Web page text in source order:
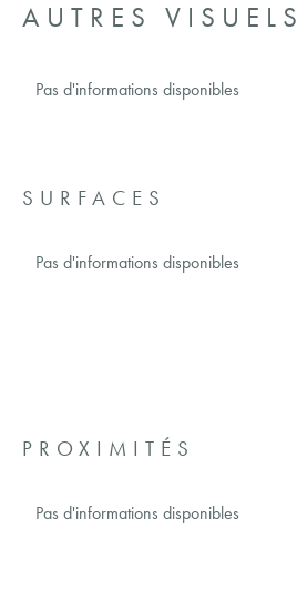
AUTRES VISUELS
Pas d'informations disponibles
SURFACES
Pas d'informations disponibles
PROXIMITÉS
Pas d'informations disponibles